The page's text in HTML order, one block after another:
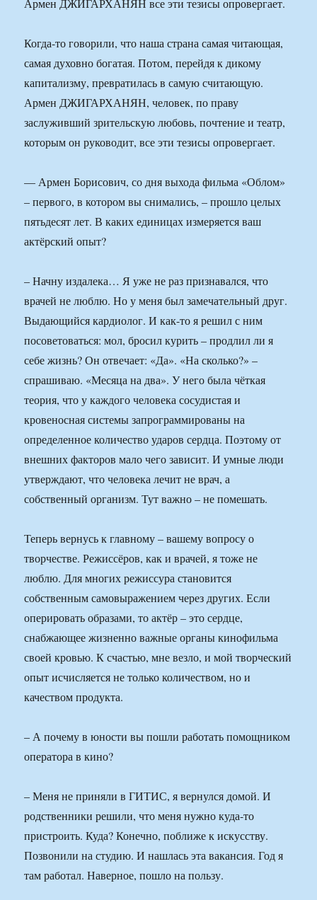
Армен ДЖИГАРХАНЯН все эти тезисы опровергает.
Когда-то говорили, что наша страна самая читающая,
самая духовно богатая. Потом, перейдя к дикому
капитализму, превратилась в самую считающую.
Армен ДЖИГАРХАНЯН, человек, по праву
заслуживший зрительскую любовь, почтение и театр,
которым он руководит, все эти тезисы опровергает.
— Армен Борисович, со дня выхода фильма «Облом»
– первого, в котором вы снимались, – прошло целых
пятьдесят лет. В каких единицах измеряется ваш
актёрский опыт?
– Начну издалека… Я уже не раз признавался, что
врачей не люблю. Но у меня был замечательный друг.
Выдающийся кардиолог. И как-то я решил с ним
посоветоваться: мол, бросил курить – продлил ли я
себе жизнь? Он отвечает: «Да». «На сколько?» –
спрашиваю. «Месяца на два». У него была чёткая
теория, что у каждого человека сосудистая и
кровеносная системы запрограммированы на
определенное количество ударов сердца. Поэтому от
внешних факторов мало чего зависит. И умные люди
утверждают, что человека лечит не врач, а
собственный организм. Тут важно – не помешать.
Теперь вернусь к главному – вашему вопросу о
творчестве. Режиссёров, как и врачей, я тоже не
люблю. Для многих режиссура становится
собственным самовыражением через других. Если
оперировать образами, то актёр – это сердце,
снабжающее жизненно важные органы кинофильма
своей кровью. К счастью, мне везло, и мой творческий
опыт исчисляется не только количеством, но и
качеством продукта.
– А почему в юности вы пошли работать помощником
оператора в кино?
– Меня не приняли в ГИТИС, я вернулся домой. И
родственники решили, что меня нужно куда-то
пристроить. Куда? Конечно, поближе к искусству.
Позвонили на студию. И нашлась эта вакансия. Год я
там работал. Наверное, пошло на пользу.